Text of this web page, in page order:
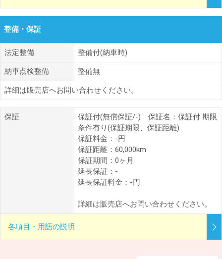
整備・保証
法定整備 整備付(納車時)
納車点検整備 整備無
詳細は販売店へお問い合わせください。
保証
保証付(無償保証/-) 保証名：保証付 期限
条件有り(保証期限、保証距離)
保証料金：-円
保証距離：60,000km
保証期間：0ヶ月
延長保証：-
延長保証料金：-円
詳細は販売店へお問い合わせください。
各項目・用語の説明